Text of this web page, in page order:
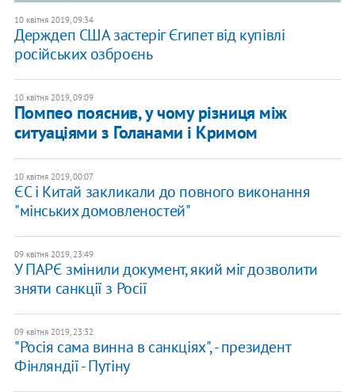
10 квітня 2019, 09:34
Держдеп США застеріг Єгипет від купівлі
російських озброєнь
10 квітня 2019, 09:09
Помпео пояснив, у чому різниця між
ситуаціями з Голанами і Кримом
10 квітня 2019, 00:07
ЄС і Китай закликали до повного виконання
"мінських домовленостей"
09 квітня 2019, 23:49
У ПАРЄ змінили документ, який міг дозволити
зняти санкції з Росії
09 квітня 2019, 23:32
"Росія сама винна в санкціях", - президент
Фінляндії - Путіну